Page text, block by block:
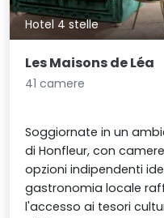
Hotel 4 stelle
Les Maisons de Léa
41 camere
Soggiornate in un
di Honfleur, con
opzioni indipendenti
gastronomia locale
l'accesso ai tesori